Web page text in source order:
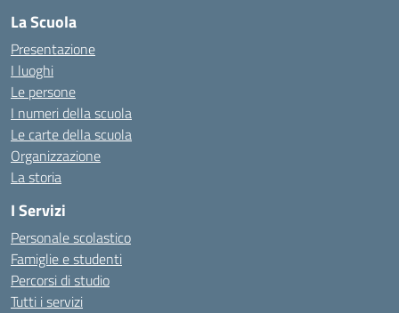
La Scuola
Presentazione
I luoghi
Le persone
I numeri della scuola
Le carte della scuola
Organizzazione
La storia
I Servizi
Personale scolastico
Famiglie e studenti
Percorsi di studio
Tutti i servizi